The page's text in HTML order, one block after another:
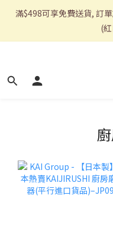
滿$498可享免費送貨, 訂
(